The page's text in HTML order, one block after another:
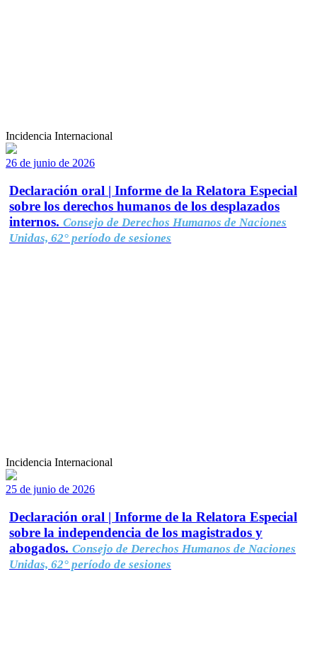
Incidencia Internacional
26 de junio de 2026
Declaración oral | Informe de la Relatora Especial
sobre los derechos humanos de los desplazados
internos. Consejo de Derechos Humanos de Naciones
Unidas, 62° período de sesiones
Incidencia Internacional
25 de junio de 2026
Declaración oral | Informe de la Relatora Especial
sobre la independencia de los magistrados y
abogados. Consejo de Derechos Humanos de Naciones
Unidas, 62° período de sesiones